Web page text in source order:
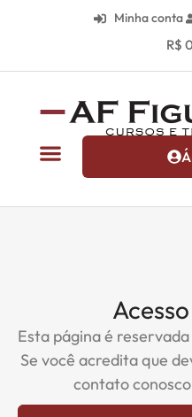
Minha conta
R$
Acesso
Esta página é
Se você acredita que
contato